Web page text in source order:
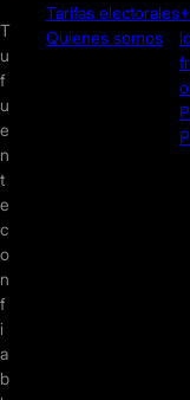
T
u
f
u
e
n
t
e
c
o
n
f
i
a
b
Tarifas electorales
Quienes somos